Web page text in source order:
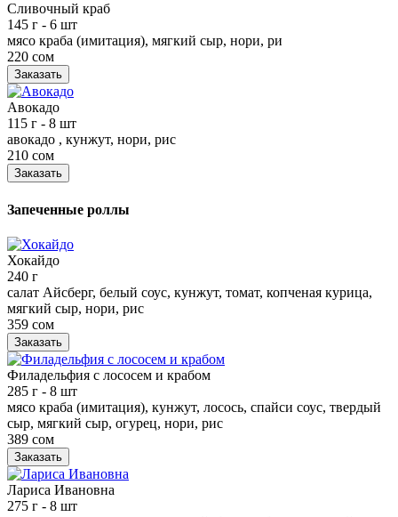
Сливочный краб
145 г - 6 шт
мясо краба (имитация), мягкий сыр, нори, ри
220 сом
Заказать
Авокадо
115 г - 8 шт
авокадо , кунжут, нори, рис
210 сом
Заказать
Запеченные роллы
Хокайдо
240 г
салат Айсберг, белый соус, кунжут, томат, копченая курица,
мягкий сыр, нори, рис
359 сом
Заказать
Филадельфия с лососем и крабом
285 г - 8 шт
мясо краба (имитация), кунжут, лосось, спайси соус, твердый
сыр, мягкий сыр, огурец, нори, рис
389 сом
Заказать
Лариса Ивановна
275 г - 8 шт